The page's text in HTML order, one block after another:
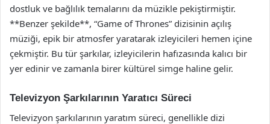
dostluk ve bağlılık temalarını da müzikle pekiştirmiştir.
**Benzer şekilde**, “Game of Thrones” dizisinin açılış
müziği, epik bir atmosfer yaratarak izleyicileri hemen içine
çekmiştir. Bu tür şarkılar, izleyicilerin hafızasında kalıcı bir
yer edinir ve zamanla birer kültürel simge haline gelir.
Televizyon Şarkılarının Yaratıcı Süreci
Televizyon şarkılarının yaratım süreci, genellikle dizi